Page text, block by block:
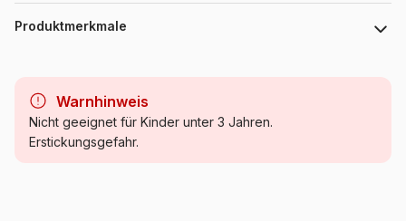
Produktmerkmale
Kategorie Puzzle Städte und Dörfer
Warnhinweis
Nicht geeignet für Kinder unter 3 Jahren.
Erstickungsgefahr.